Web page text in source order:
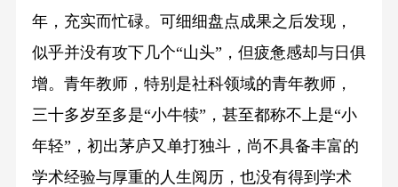
年，充实而忙碌。可细细盘点成果之后发现，
似乎并没有攻下几个“山头”，但疲惫感却与日俱
增。青年教师，特别是社科领域的青年教师，
三十多岁至多是“小牛犊”，甚至都称不上是“小
年轻”，初出茅庐又单打独斗，尚不具备丰富的
学术经验与厚重的人生阅历，也没有得到学术